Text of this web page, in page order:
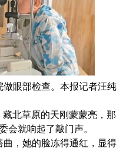
眼部检查。本报记者汪纯
北草原的天刚蒙蒙亮，那
会就响起了敲门声。
，她的脸冻得通红，显得